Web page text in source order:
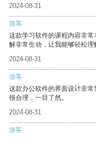
2024-08-31
游客
这款学习软件的课程内容非
解非常生动，让我能够轻松理
2024-08-31
游客
这款办公软件的界面设计非
很合理，一目了然。
2024-08-31
游客